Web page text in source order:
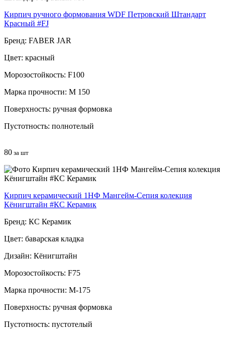
Кирпич ручного формования WDF Петровский Штандарт
Красный #FJ
Бренд: FABER JAR
Цвет: красный
Морозостойкость: F100
Марка прочности: М 150
Поверхность: ручная формовка
Пустотность: полнотелый
80 за шт
Кирпич керамический 1НФ Мангейм-Сепия колекция
Кёнигштайн #КС Керамик
Бренд: КС Керамик
Цвет: баварская кладка
Дизайн: Кёнигштайн
Морозостойкость: F75
Марка прочности: М-175
Поверхность: ручная формовка
Пустотность: пустотелый